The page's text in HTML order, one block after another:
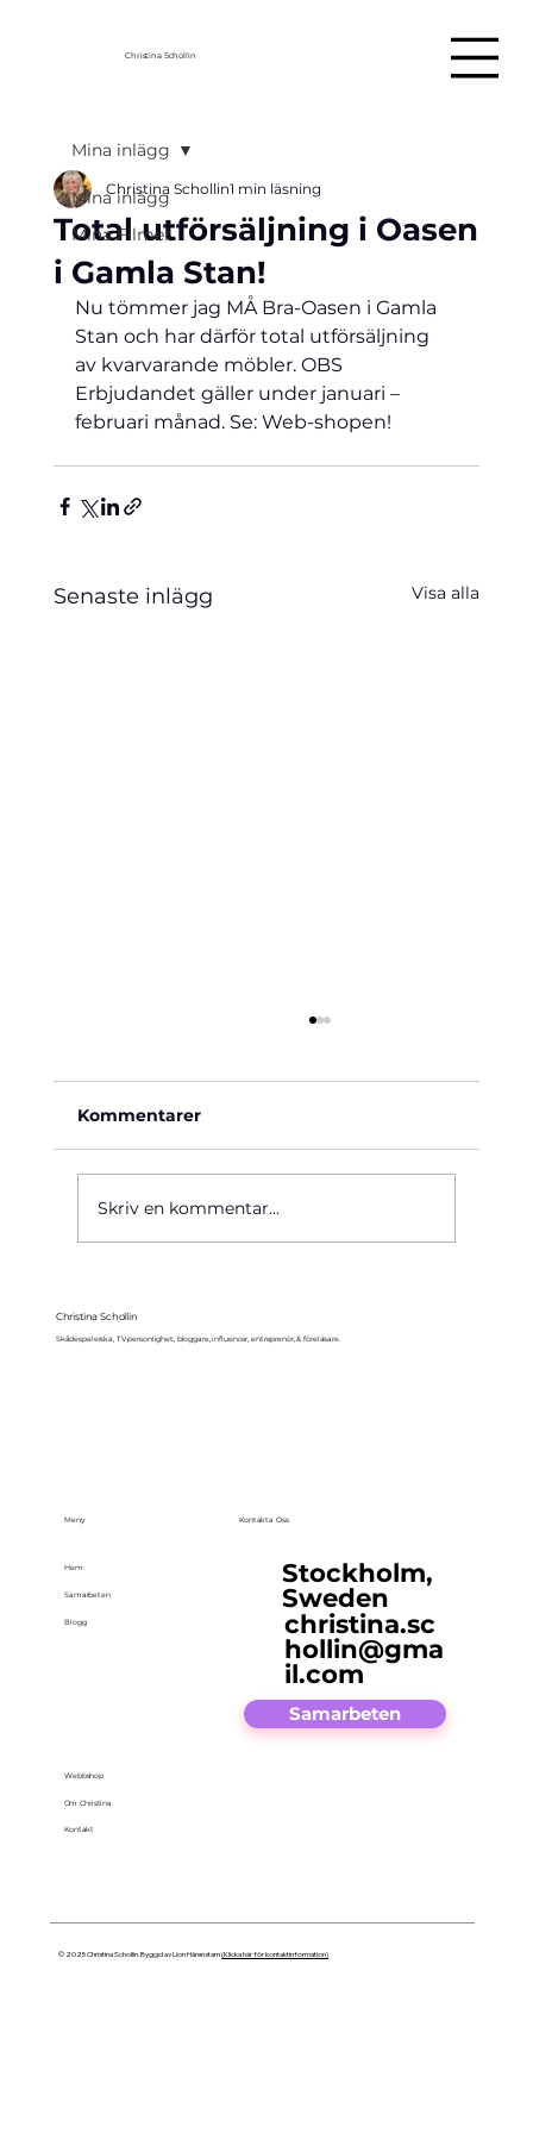
Christina Schollin
Mina inlägg
Mina Filmer
Mina inlägg
Total utförsäljning i Oasen
i Gamla Stan!
Christina Schollin1 min läsning
Nu tömmer jag MÅ Bra-Oasen i Gamla
Stan och har därför total utförsäljning
av kvarvarande möbler. OBS
Erbjudandet gäller under januari –
februari månad. Se: Web-shopen!
Senaste inlägg Visa alla
Kommentarer
Skriv en kommentar...
Christina Schollin
Skådespelerska, TV-personlighet, bloggare, influencer, entreprenör, & föreläsare.
Meny
Hem
Samarbeten
Blogg
Webbshop
Om Christina
Kontakt
Kontakta Oss
Stockholm,
Sweden
christina.sc
hollin@gma
il.com
Samarbeten
© 2025 Christina Schollin. Byggd av Lion Härenstam(Klicka här för kontaktinformation)